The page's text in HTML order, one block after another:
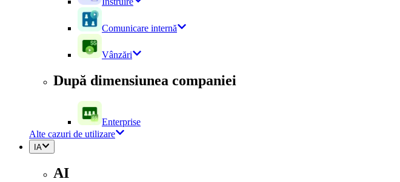
Comunicare internă
Vânzări
După dimensiunea companiei
Enterprise
Alte cazuri de utilizare
IA
AI